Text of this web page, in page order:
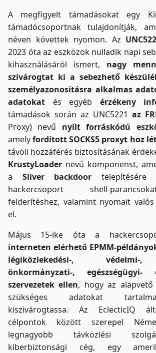
A megfigyelt támadásokat egy
támadócsoportnak tulajdonítják,
néven követtek nyomon. Az
2023 óta az eszközök nulladik napi
kihasználásáról ismert, nagy
szivárogtat ki a sebezhető
személyazonosításra alkalmas
adatokat és egyéb érzékeny
támadások során az UNC5221 az
Proxy) nevű nyílt forráskódú
amelyfordított SOCKS5 proxyt hoz
távoli hozzáférés biztosításának
KrustyLoader nevű komponenst,
a Sliver backdoor telepítésére
hackercsoport shell-
felderítéshez, valamint nyomait
el.
Május 15-ike óta a
interneten elérhető EPMM-
légiközlekedési-, védelmi-
önkormányzati-, egészségügyi-
szervezetek ellen, hogy az alapvető
szükséges adatokat
kiszivárogtassa. Az EclecticIQ
célpontok között szerepel
legnagyobb távközlési
kiberbiztonsági cég, egy